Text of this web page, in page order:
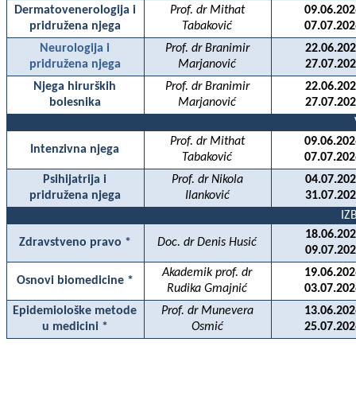
Dermatovenerologija i
pridružena njega
Prof. dr Mithat
Tabaković
Neurologija i
pridružena njega
Prof. dr Branimir
Marjanović
Njega hirurških
bolesnika
Prof. dr Branimir
Marjanović
Intenzivna njega
Prof. dr Mithat
Tabaković
Psihijatrija i
pridružena njega
Prof. dr Nikola
Ilanković
Zdravstveno pravo * Doc. dr Denis Husić
Osnovi biomedicine *
Akademik prof. dr
Rudika Gmajnić
Epidemiološke metode
u medicini *
Prof. dr Munevera
Osmić